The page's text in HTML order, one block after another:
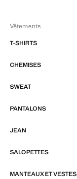
Vêtements
T-SHIRTS
CHEMISES
SWEAT
PANTALONS
JEAN
SALOPETTES
MANTEAUX ET VESTES